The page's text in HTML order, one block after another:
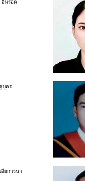
อินรอด
บุตร
อียการนา